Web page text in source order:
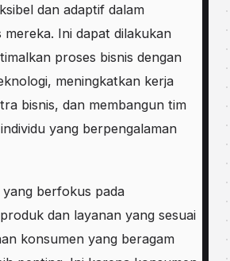
dan adaptif dalam
mereka. Ini dapat dilakukan
proses bisnis dengan
meningkatkan kerja
bisnis, dan membangun tim
yang berpengalaman
yang berfokus pada
dan layanan yang sesuai
konsumen yang beragam